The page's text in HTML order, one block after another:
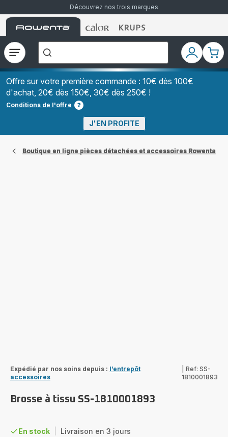
Découvrez nos trois marques
Accueil
Rowenta
Accueil
Rowenta
Accueil
Rowenta
Ouvrir
le
menu
recherchez-
vous
?","Aspirateurs
à
Grains","Centrales
Vapeurs","Sèche
Cheveux"]
Mon
compte
Mon
Offre sur votre première commande : 10€ dès 100€
d'achat, 20€ dès 150€, 30€ dès 250€ !
Conditions de l'offre
J'EN PROFITE
Boutique en ligne pièces détachées et accessoires Rowenta
Expédié par nos soins depuis : l’entrepôt
accessoires
Ref: SS-
1810001893
Brosse à tissu SS-1810001893
En stock Livraison en 3 jours